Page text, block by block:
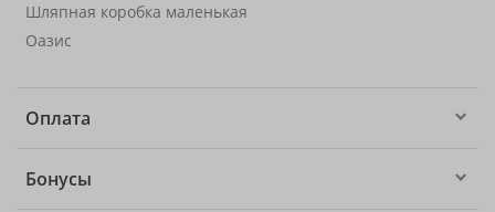
Шляпная коробка маленькая
Оазис
Оплата
Бонусы